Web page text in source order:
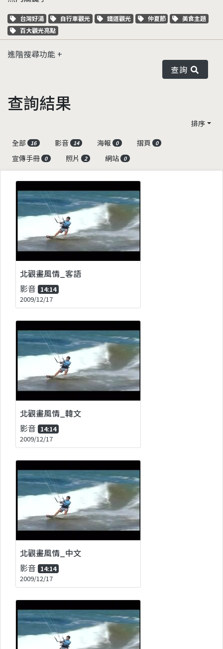
關鍵字標籤
台灣好湯 關鍵字標籤
自行車觀光 關鍵字標籤
鐵道觀光 關鍵字標籤
仲夏節 關鍵字標籤
美食主題
關鍵字標籤
百大觀光亮點
進階搜尋功能
查詢
查詢結果
排序
全部
16 影音 14 海報 0 摺頁 0
宣傳手冊 0 照片 2 網站 0
北觀畫風情_客語
影音 14:14
2009/12/17
北觀畫風情_韓文
影音 14:14
2009/12/17
北觀畫風情_中文
影音 14:14
2009/12/17